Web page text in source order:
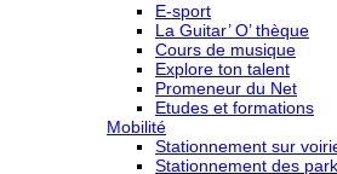
E-sport
La Guitar’ O’ thèque
Cours de musique
Explore ton talent
Promeneur du Net
Etudes et formations
Mobilité
Stationnement sur
Stationnement des